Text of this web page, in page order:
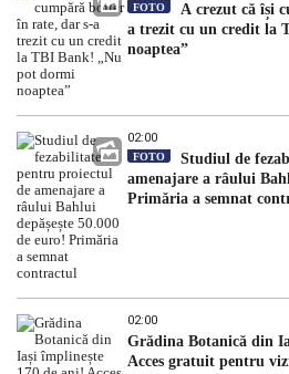
FOTO
A crezut că își
a trezit cu un credit la
noaptea”
02:00
FOTO
Studiul de
amenajare a râului
Primăria a semnat
02:00
Grădina Botanică din
Acces gratuit pentru